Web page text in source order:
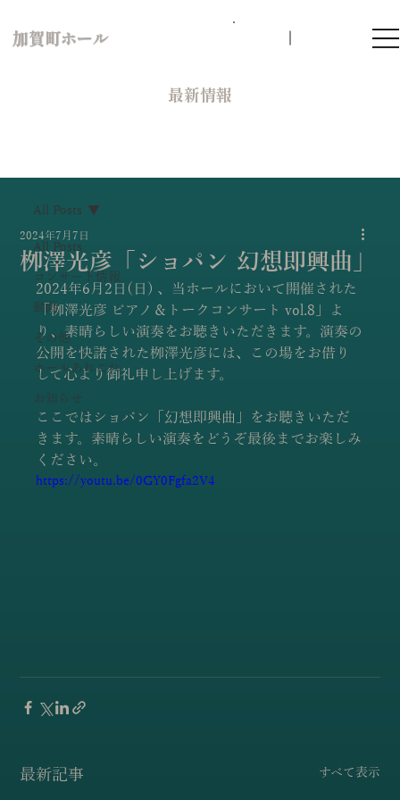
加賀町ホール
​最新情報
All Posts
コンサート情報
動画
その他
ホールあれこれ
お知らせ
All Posts
栁澤光彦「ショパン 幻想即興曲」
2024年7月7日
2024年6月2日(日) 、当ホールにおいて開催された
「栁澤光彦 ピアノ＆トークコンサート vol.8」よ
り、素晴らしい演奏をお聴きいただきます。演奏の
公開を快諾された栁澤光彦には、この場をお借り
して心より御礼申し上げます。
ここではショパン「幻想即興曲」をお聴きいただ
きます。素晴らしい演奏をどうぞ最後までお楽しみ
ください。
https://youtu.be/0GY0Fgfa2V4
最新記事 すべて表示